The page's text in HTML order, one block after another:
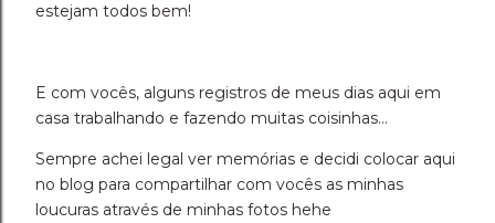
estejam todos bem!
E com vocês, alguns registros de meus dias aqui em
casa trabalhando e fazendo muitas coisinhas...
Sempre achei legal ver memórias e decidi colocar aqui
no blog para compartilhar com vocês as minhas
loucuras através de minhas fotos hehe